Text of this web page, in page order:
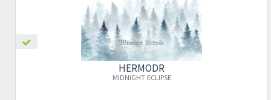
HERMODR
MIDNIGHT ECLIPSE